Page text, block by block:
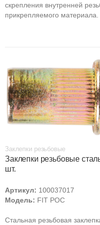
скрепления внутренней
прикрепляемого материала.
Заклепки резьбовые
Заклепки резьбовые
шт.
Артикул: 100037017
Модель: FIT РОС
Стальная резьбовая